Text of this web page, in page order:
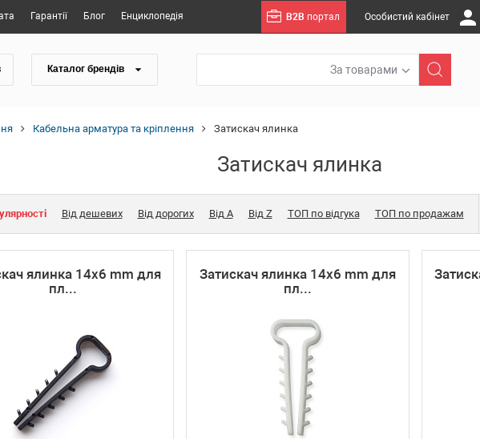
Гарантії Блог Енциклопедія B2B портал Особистий кабінет
Каталог брендів За товарами
Кабельна арматура та кріплення Затискач ялинка
Затискач ялинка
Від дешевих Від дорогих Від A Від Z ТОП по відгука ТОП по продажам
ялинка 14х6 mm для
пл...
Затискач ялинка 14х6 mm для
пл...